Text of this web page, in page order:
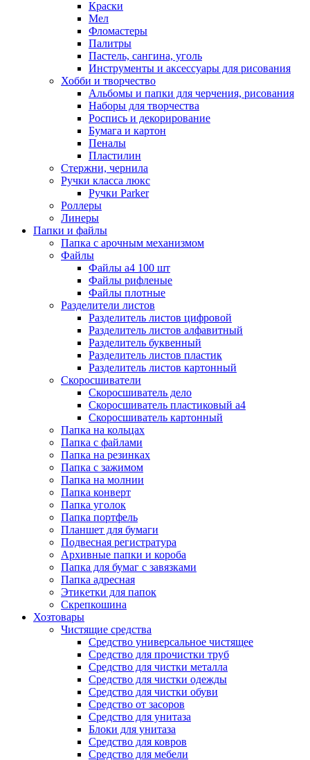
Краски
Мел
Фломастеры
Палитры
Пастель, сангина, уголь
Инструменты и аксессуары для рисования
Хобби и творчество
Альбомы и папки для черчения, рисования
Наборы для творчества
Роспись и декорирование
Бумага и картон
Пеналы
Пластилин
Стержни, чернила
Ручки класса люкс
Ручки Parker
Роллеры
Линеры
Папки и файлы
Папка с арочным механизмом
Файлы
Файлы а4 100 шт
Файлы рифленые
Файлы плотные
Разделители листов
Разделитель листов цифровой
Разделитель листов алфавитный
Разделитель буквенный
Разделитель листов пластик
Разделитель листов картонный
Скоросшиватели
Скоросшиватель дело
Скоросшиватель пластиковый а4
Скоросшиватель картонный
Папка на кольцах
Папка с файлами
Папка на резинках
Папка с зажимом
Папка на молнии
Папка конверт
Папка уголок
Папка портфель
Планшет для бумаги
Подвесная регистратура
Архивные папки и короба
Папка для бумаг с завязками
Папка адресная
Этикетки для папок
Скрепкошина
Хозтовары
Чистящие средства
Средство универсальное чистящее
Средство для прочистки труб
Средство для чистки металла
Средство для чистки одежды
Средство для чистки обуви
Средство от засоров
Средство для унитаза
Блоки для унитаза
Средство для ковров
Средство для мебели